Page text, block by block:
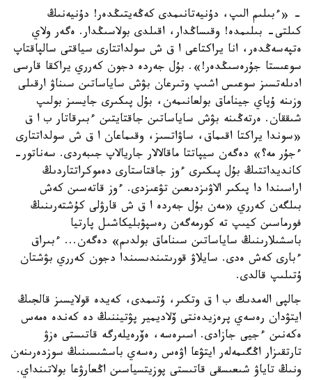
- «ءبىلىم الىپ، دۇنيەتانىمدى كەڭەيتىڭدەر! دۇنيەنىڭ
كىلتى- بىلىمدە! وقىساڭدار، اقىلدى بولاسىڭدار. ەگەر ولاي
ەتپەسەڭدەر، انا يراكتاعى ا ق ش سولداتتارى سياقتى سالپاقتاپ
سوعىستا جۇرەسىڭدەر!». بۇل جەردە دجون كەرري يراكقا قارسى
ادىلەتسىز سوعىس اشىپ وتىرعان بۋش ساياساتىن سىناۋ ارقىلى
وزىنە ۇپاي جيناماق بولعانىمەن، بۇل پىكىرى جايسىز بولىپ
شىققان. ەرتەڭىنە بۋش ساياساتىن جاقتايتىن ءبىرقاتار ب ا ق
«سوندا يراكتا اقىماق، ساۋاتسىز، وقىماعان ا ق ش سولداتتارى
ءجۇر مە؟» دەگەن سيپاتتا ماقالالار جاريالاپ جىبەردى. سەناتور-
كانديداتتىڭ بۇل پىكىرى ءوز جاقتاستارى دەموكراتتاردىڭ
اراسىندا دا پىكىر الاۋىزدىعىن تۋعىزدى. ءوز قاتەسىن كەش
بىلگەن كەرري «مەن بۇل جەردە ا ق ش قارۋلى كۇشتەرىنىڭ
فورماسىن كيىپ تە كورمەگەن رەسپۋبليكاشىل پارتيا
باسشىلارىنىڭ ساياساتىن سىناماق بولدىم» دەگەن... ءبىراق
ءبارى كەش ەدى. سايلاۋ قورىتىندىسىندا دجون كەرري بۋشتان
ۇتىلىپ قالدى.
جالپى الەمدىك ب ا ق وتكىر، ۇتىمدى، كەيدە قولايسىز قالجىڭ
ايتۋدان رەسەي پرەزيدەنتى ۆلاديمير پۋتيننىڭ دە كەندە ەمەس
ەكەنىن ءجيى جازادى. اسىرەسە، ەۆرەيلەرگە قاتىستى ەزۋ
تارتقىزار اڭگىمەلەر ايتۋعا اۋەس رەسەي باسشىسىنىڭ سوزدەرىنەن
ونىڭ تاياۋ شىعىسقى قاتىستى پوزيتسياسىن اڭعارۋعا بولاتىنداي.